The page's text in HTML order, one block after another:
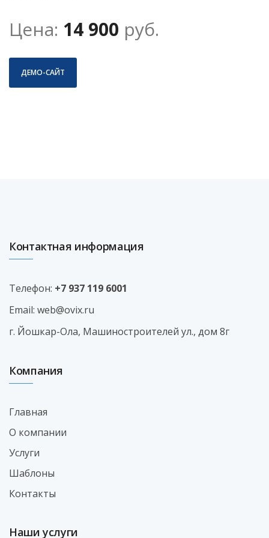
Цена: 14 900 руб.
ДЕМО-САЙТ
Контактная информация
Телефон: +7 937 119 6001
Email: web@ovix.ru
г. Йошкар-Ола, Машиностроителей ул., дом 8г
Компания
Главная
О компании
Услуги
Шаблоны
Контакты
Наши услуги